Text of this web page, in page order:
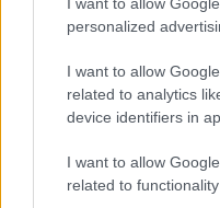
personalized
I want to allow
related to analytics
device identifiers in
I want to allow
related to
kóstolhatott meg a
házasítások, édesben
pedig nyilatkozott.